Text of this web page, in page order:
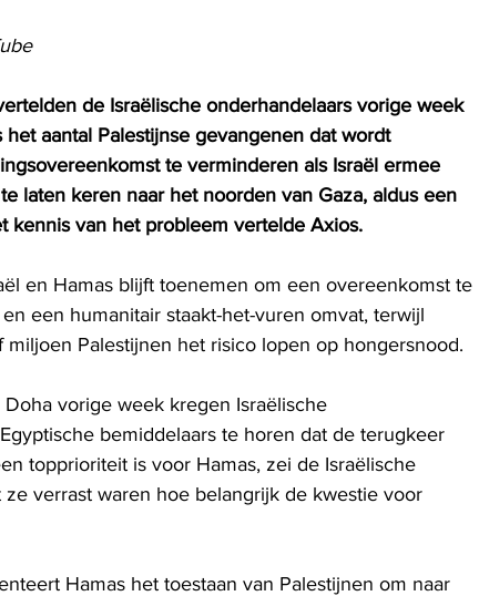
de Israëlische onderhandelaars vorige week
aantal Palestijnse gevangenen dat wordt
te verminderen als Israël ermee
laten keren naar het noorden van Gaza, aldus een
kennis van het probleem vertelde Axios.
en Hamas blijft toenemen om een ​​overeenkomst te
een humanitair staakt-het-vuren omvat, terwijl
miljoen Palestijnen het risico lopen op hongersnood.
vorige week kregen Israëlische
bemiddelaars te horen dat de terugkeer
topprioriteit is voor Hamas, zei de Israëlische
verrast waren hoe belangrijk de kwestie voor
Hamas het toestaan ​​van Palestijnen om naar